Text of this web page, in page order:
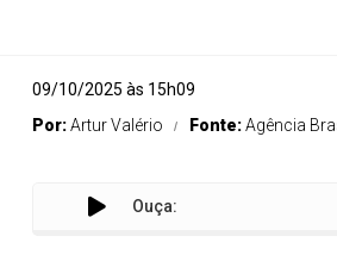
09/10/2025 às 15h09
Por:Artur Valério Fonte:Agência
Ouça: